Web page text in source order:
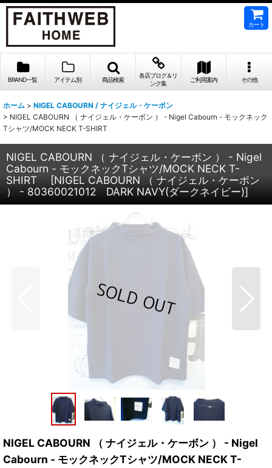
カート
BRAND一覧 アイテム別 商品検索
各店ブログ＆リ
ンク集
ご利用案内 その他
ホーム > NIGEL CABOURN / ナイジェル・ケーボン
> NIGEL CABOURN （ ナイジェル・ケーボン ） - Nigel Cabourn - モックネック
Tシャツ/MOCK NECK T-SHIRT
NIGEL CABOURN （ ナイジェル・ケーボン ） - Nigel
Cabourn - モックネックTシャツ/MOCK NECK T-
SHIRT
[NIGEL CABOURN （ ナイジェル・ケーボン
） - 80360021012 DARK NAVY(ダークネイビー)]
NIGEL CABOURN （ ナイジェル・ケーボン ） - Nigel
Cabourn - モックネックTシャツ/MOCK NECK T-